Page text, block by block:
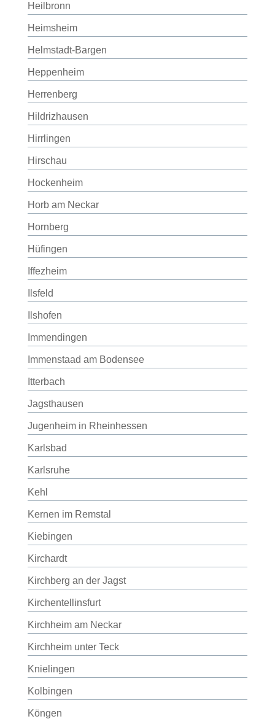
Heilbronn
Heimsheim
Helmstadt-Bargen
Heppenheim
Herrenberg
Hildrizhausen
Hirrlingen
Hirschau
Hockenheim
Horb am Neckar
Hornberg
Hüfingen
Iffezheim
Ilsfeld
Ilshofen
Immendingen
Immenstaad am Bodensee
Itterbach
Jagsthausen
Jugenheim in Rheinhessen
Karlsbad
Karlsruhe
Kehl
Kernen im Remstal
Kiebingen
Kirchardt
Kirchberg an der Jagst
Kirchentellinsfurt
Kirchheim am Neckar
Kirchheim unter Teck
Knielingen
Kolbingen
Köngen